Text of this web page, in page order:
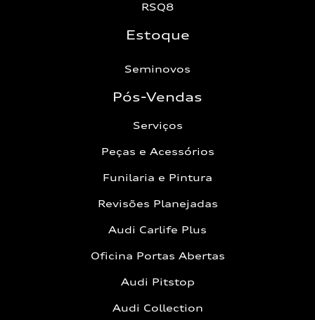
RSQ8
Estoque
Seminovos
Pós-Vendas
Serviços
Peças e Acessórios
Funilaria e Pintura
Revisões Planejadas
Audi Carlife Plus
Oficina Portas Abertas
Audi Pitstop
Audi Collection